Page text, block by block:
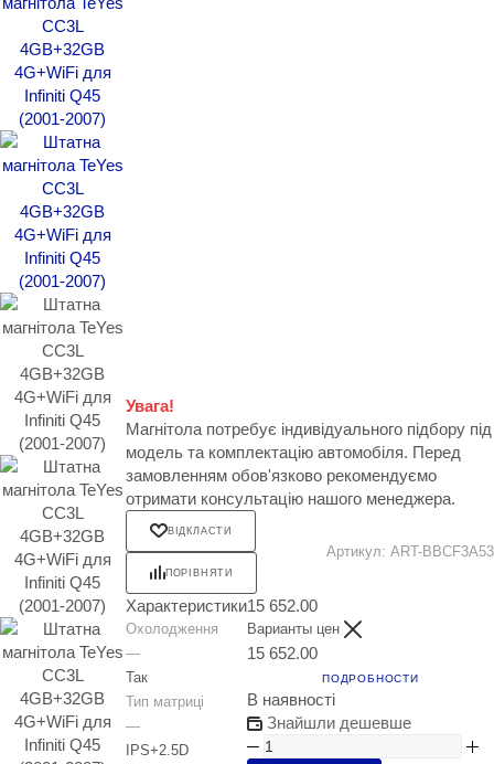
Увага!
Магнітола потребує індивідуального підбору під
модель та комплектацію автомобіля. Перед
замовленням обов'язково рекомендуємо
отримати консультацію нашого менеджера.
ВІДКЛАСТИ
ПОРІВНЯТИ
Артикул: ART-BBCF3A53
Характеристики
Охолодження
—
Так
Тип матриці
—
IPS+2.5D
15 652.00
Варианты цен
15 652.00
ПОДРОБНОСТИ
В наявності
Знайшли дешевше